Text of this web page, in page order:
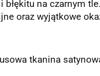
błękitu na czarnym
oraz wyjątkowe
tkanina